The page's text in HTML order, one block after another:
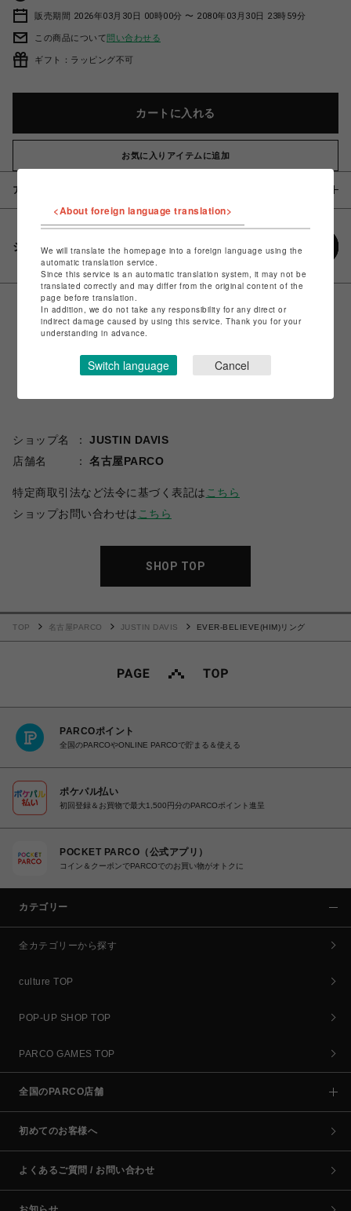
販売期間 2026年03月30日 00時00分 〜 2080年03月30日 23時59分
この商品について問い合わせる
ギフト：ラッピング不可
カートに入れる
お気に入りアイテムに追加
アイテム説明 / 素材
シェアする
ショップ名
JUSTIN DAVIS
店舗名
名古屋PARCO
特定商取引法など法令に基づく表記は こちら
ショップお問い合わせは こちら
SHOP TOP
TOP 名古屋PARCO JUSTIN DAVIS EVER-BELIEVE(HIM)リング
PARCOポイント
全国のPARCOやONLINE PARCOで貯まる＆使える
ポケパル払い
初回登録＆お買物で最大1,500円分のPARCOポイント進呈
POCKET PARCO（公式アプリ）
コイン＆クーポンでPARCOでのお買い物がオトクに
カテゴリー
全カテゴリーから探す
culture TOP
POP-UP SHOP TOP
PARCO GAMES TOP
全国のPARCO店舗
初めてのお客様へ
よくあるご質問 / お問い合わせ
<About foreign language translation>
We will translate the homepage into a foreign language using the
automatic translation service.
Since this service is an automatic translation system, it may not be
translated correctly and may differ from the original content of the
page before translation.
In addition, we do not take any responsibility for any direct or
indirect damage caused by using this service. Thank you for your
understanding in advance.
Switch language Cancel